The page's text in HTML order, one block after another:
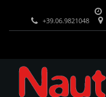
+39.06.9821048